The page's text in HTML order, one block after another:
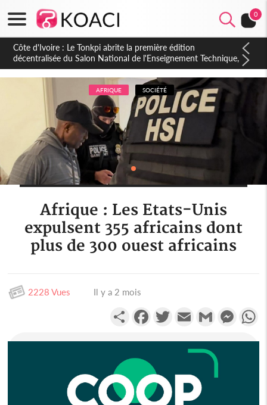
0
Côte d'Ivoire : PPA-CI, Gbagbo délègue une partie de ses
prérogatives de président à 05 cadres, vers sa retraite
politique ?
AFRIQUE SOCIÉTÉ
Afrique : Les Etats-Unis
expulsent 355 africains dont
plus de 300 ouest africains
2228 Vues Il y a 2 mois
PartagerFacebookTwitterEmail Gmail